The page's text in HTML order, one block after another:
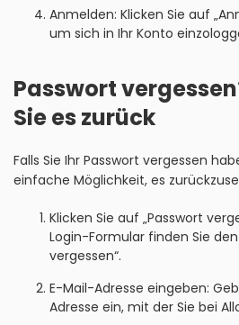
Anmelden: Klicken Sie auf
um sich in Ihr Konto
Passwort
Sie es zurück
Falls Sie Ihr Passwort vergessen
einfache Möglichkeit, es
Klicken Sie auf „Passwort
Login-Formular finden Sie den
vergessen“.
E-Mail-Adresse eingeben:
Adresse ein, mit der Sie bei